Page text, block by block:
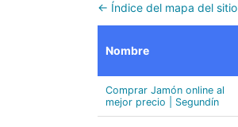
← Índice del mapa del sitio
Nombre
Comprar Jamón online al
mejor precio | Segundín